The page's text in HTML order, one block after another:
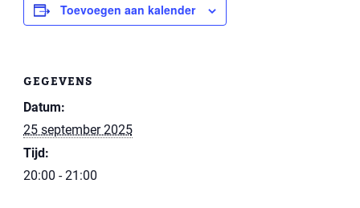
Toevoegen aan kalender
GEGEVENS
Datum:
25 september 2025
Tijd:
20:00 - 21:00